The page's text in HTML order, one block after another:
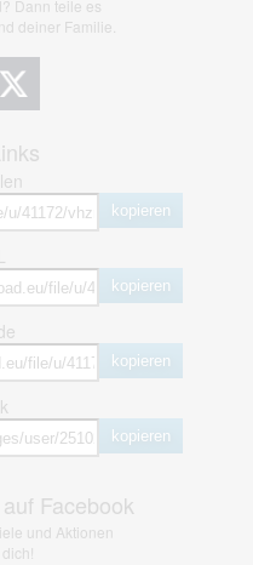
Dann teile es
deiner Familie.
kopieren
kopieren
kopieren
kopieren
Facebook
und Aktionen